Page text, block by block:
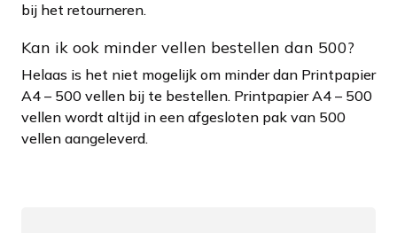
bij het retourneren.
Kan ik ook minder vellen bestellen dan 500?
Helaas is het niet mogelijk om minder dan Printpapier
A4 – 500 vellen bij te bestellen. Printpapier A4 – 500
vellen wordt altijd in een afgesloten pak van 500
vellen aangeleverd.